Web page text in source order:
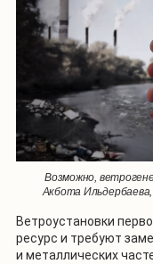
Возможно,
Акбота
Ветроустановки
ресурс и требуют
и металлических